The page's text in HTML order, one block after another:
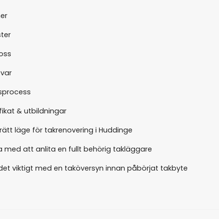
& utbildningar
läge för takrenovering i Huddinge
med att anlita en fullt behörig takläggare
viktigt med en taköversyn innan påbörjat takbyte